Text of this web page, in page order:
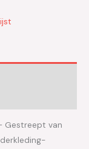
Gestreept van